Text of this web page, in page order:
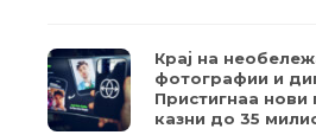
Крај на
фотографии и
Пристигнаа нови
казни до 35